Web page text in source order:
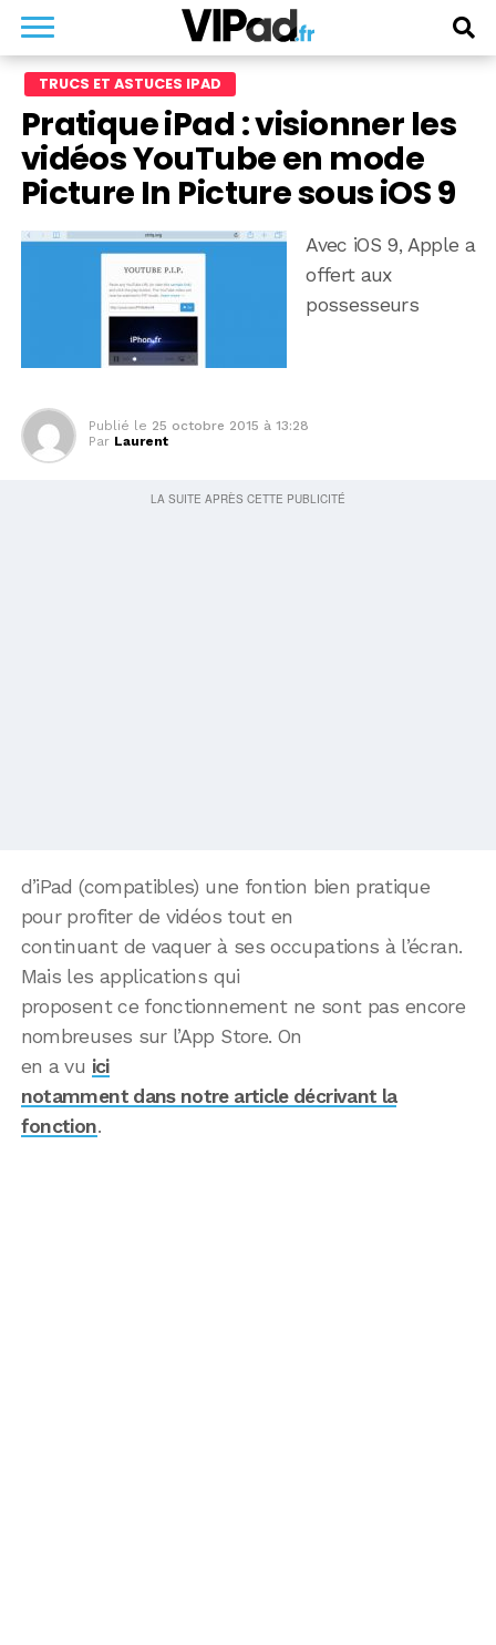
TRUCS ET ASTUCES IPAD
Pratique iPad : visionner les
vidéos YouTube en mode
Picture In Picture sous iOS 9
Avec iOS 9, Apple a
offert aux
possesseurs
Publié le 25 octobre 2015 à 13:28
Par Laurent
d’iPad (compatibles) une fontion bien pratique
pour profiter de vidéos tout en
continuant de vaquer à ses occupations à l’écran.
Mais les applications qui
proposent ce fonctionnement ne sont pas encore
nombreuses sur l’App Store. On
en a vu ici
notamment dans notre article décrivant la
fonction.